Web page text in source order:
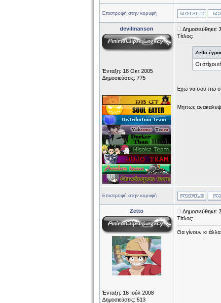
Επιστροφή στην κορυφή
devilmanson
Ένταξη: 18 Οκτ 2005
Δημοσιεύσεις: 775
Δημοσιεύθηκε:
Τίτλος:
Zetto
Οι στίχοι
Eχω να σου πω
Μηπως
Επιστροφή στην κορυφή
Zetto
Ένταξη: 16 Ιούλ 2008
Δημοσιεύσεις: 513
Δημοσιεύθηκε:
Τίτλος:
Θα γίνουν κι